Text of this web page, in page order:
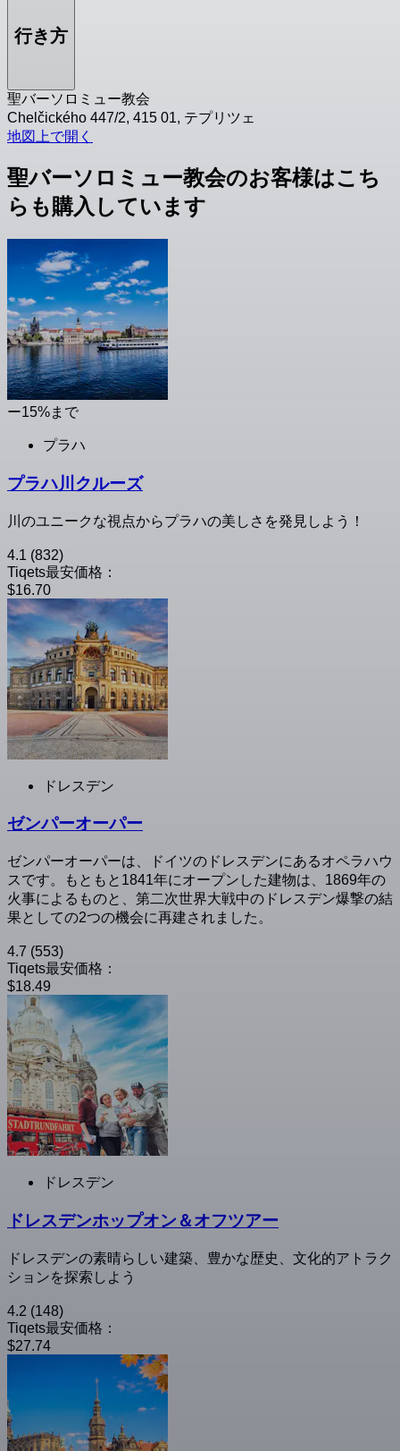
行き方
聖バーソロミュー教会
Chelčického 447/2, 415 01, テプリツェ
地図上で開く
聖バーソロミュー教会のお客様はこち
らも購入しています
ー15%まで
プラハ
プラハ川クルーズ
川のユニークな視点からプラハの美しさを発見しよう！
4.1 (832)
Tiqets最安価格：
$16.70
ドレスデン
ゼンパーオーパー
ゼンパーオーパーは、ドイツのドレスデンにあるオペラハウ
スです。もともと1841年にオープンした建物は、1869年の
火事によるものと、第二次世界大戦中のドレスデン爆撃の結
果としての2つの機会に再建されました。
4.7 (553)
Tiqets最安価格：
$18.49
ドレスデン
ドレスデンホップオン＆オフツアー
ドレスデンの素晴らしい建築、豊かな歴史、文化的アトラク
ションを探索しよう
4.2 (148)
Tiqets最安価格：
$27.74